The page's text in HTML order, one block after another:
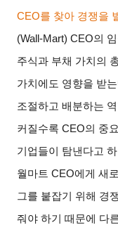
CEO를 찾아 경쟁을
(Wall-Mart) CEO의
주식과 부채 가치의
가치에도 영향을 받
조절하고 배분하는
커질수록 CEO의 중
기업들이 탐낸다고
월마트 CEO에게 새
그를 붙잡기 위해 경
줘야 하기 때문에 다